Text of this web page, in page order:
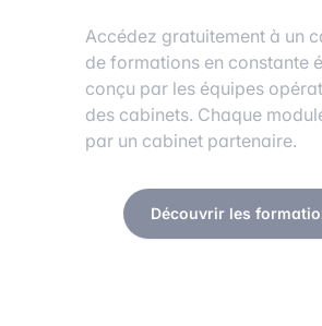
Accédez gratuitement à un
de formations en constante
conçu par les équipes
des cabinets. Chaque
par un cabinet partenaire.
Découvrir les